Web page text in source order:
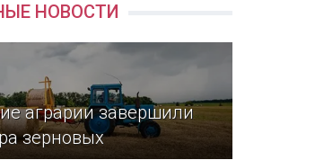
НОВОСТИ
аграрии завершили
зерновых